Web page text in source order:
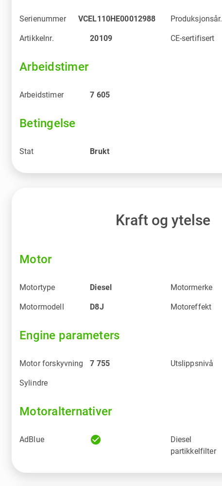
Serienummer VCEL110HE00012988 Produksjonsår.
Artikkelnr. 20109 CE-sertifisert
Arbeidstimer
Arbeidstimer 7 605
Betingelse
Stat Brukt
Kraft og ytelse
Motor
Motortype Diesel Motormerke
Motormodell D8J Motoreffekt
Engine parameters
Motor forskyvning 7 755 Utslippsnivå
Sylindre
Motoralternativer
AdBlue check_circle
Diesel
partikkelfilter